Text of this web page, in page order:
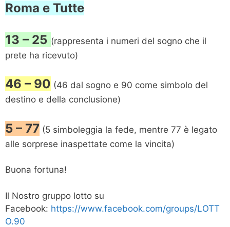
Roma e Tutte
13 – 25 (rappresenta i numeri del sogno che il
prete ha ricevuto)
46 – 90 (46 dal sogno e 90 come simbolo del
destino e della conclusione)
5 – 77 (5 simboleggia la fede, mentre 77 è legato
alle sorprese inaspettate come la vincita)
Buona fortuna!
Il Nostro gruppo lotto su
Facebook: https://www.facebook.com/groups/LOTT
O.90